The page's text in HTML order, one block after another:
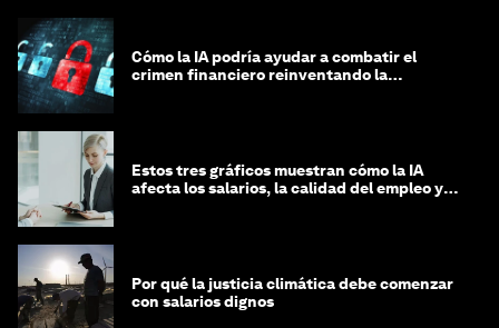
Cómo la IA podría ayudar a combatir el
crimen financiero reinventando la
Estos tres gráficos muestran cómo la IA
afecta los salarios, la calidad del empleo y
Por qué la justicia climática debe comenzar
con salarios dignos